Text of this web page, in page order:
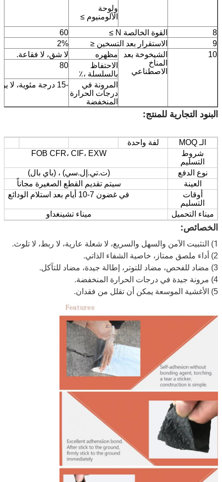
ولوحة
الألومنيوم ≥
8 القوة الخالصة N ≥
60
9
الاستقرار بعد التسخين ≤
2%
10
الشيخوخة بعد
المناخ
الاصطناعي
مظهره
لا شق، لا فقاعة.
الاحتفاظ
بالسلسلة ،٪
80
المرونة في
درجات الحرارة
المنخفضة
-15 درجة مئوية، لا يوجد شق.
البنود التجارية للمنتج:
الـ MOQ
لفة واحدة
شروط
التسليم
FOB CFR، CIF، EXW
نوع الدفع
(ت.تي.إل.سي) ، (باي بال)
العينة
سيتم تقديم القطع الصغيرة مجاناً
أوقات
التسليم
في غضون 7-10 أيام بعد استلام الودائع
ميناء التحميل ميناء تشينغداو
الخصائص:
1) التثبيت الآمن والسهل والسريع، لا شعلة عارية، لا ربط، لا تلوث.
2) أداء ملصق ممتاز، خاصية الشفاء الذاتي.
3) مضاد للفحص، مضاد للتوتر، إطالة جيدة، مضاد للتآكل.
4) مرونة جيدة في درجات الحرارة المنخفضة.
5) الأغشية الموسعة يمكن أن تقلل من فقدان.